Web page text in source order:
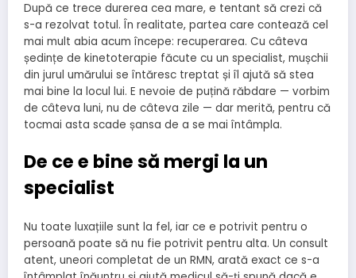
După ce trece durerea cea mare, e tentant să crezi că
s-a rezolvat totul. În realitate, partea care contează cel
mai mult abia acum începe: recuperarea. Cu câteva
ședințe de kinetoterapie făcute cu un specialist, mușchii
din jurul umărului se întăresc treptat și îl ajută să stea
mai bine la locul lui. E nevoie de puțină răbdare — vorbim
de câteva luni, nu de câteva zile — dar merită, pentru că
tocmai asta scade șansa de a se mai întâmpla.
De ce e bine să mergi la un
specialist
Nu toate luxațiile sunt la fel, iar ce e potrivit pentru o
persoană poate să nu fie potrivit pentru alta. Un consult
atent, uneori completat de un RMN, arată exact ce s-a